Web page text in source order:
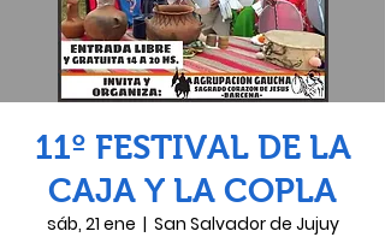
11º FESTIVAL DE LA
CAJA Y LA COPLA
sáb, 21 ene
  |
San Salvador de Jujuy